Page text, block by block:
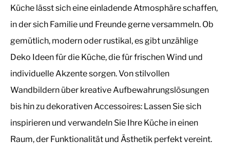
Küche lässt sich eine einladende Atmosphäre schaffen,
in der sich Familie und Freunde gerne versammeln. Ob
gemütlich, modern oder rustikal, es gibt unzählige
Deko Ideen für die Küche, die für frischen Wind und
individuelle Akzente sorgen. Von stilvollen
Wandbildern über kreative Aufbewahrungslösungen
bis hin zu dekorativen Accessoires: Lassen Sie sich
inspirieren und verwandeln Sie Ihre Küche in einen
Raum, der Funktionalität und Ästhetik perfekt vereint.